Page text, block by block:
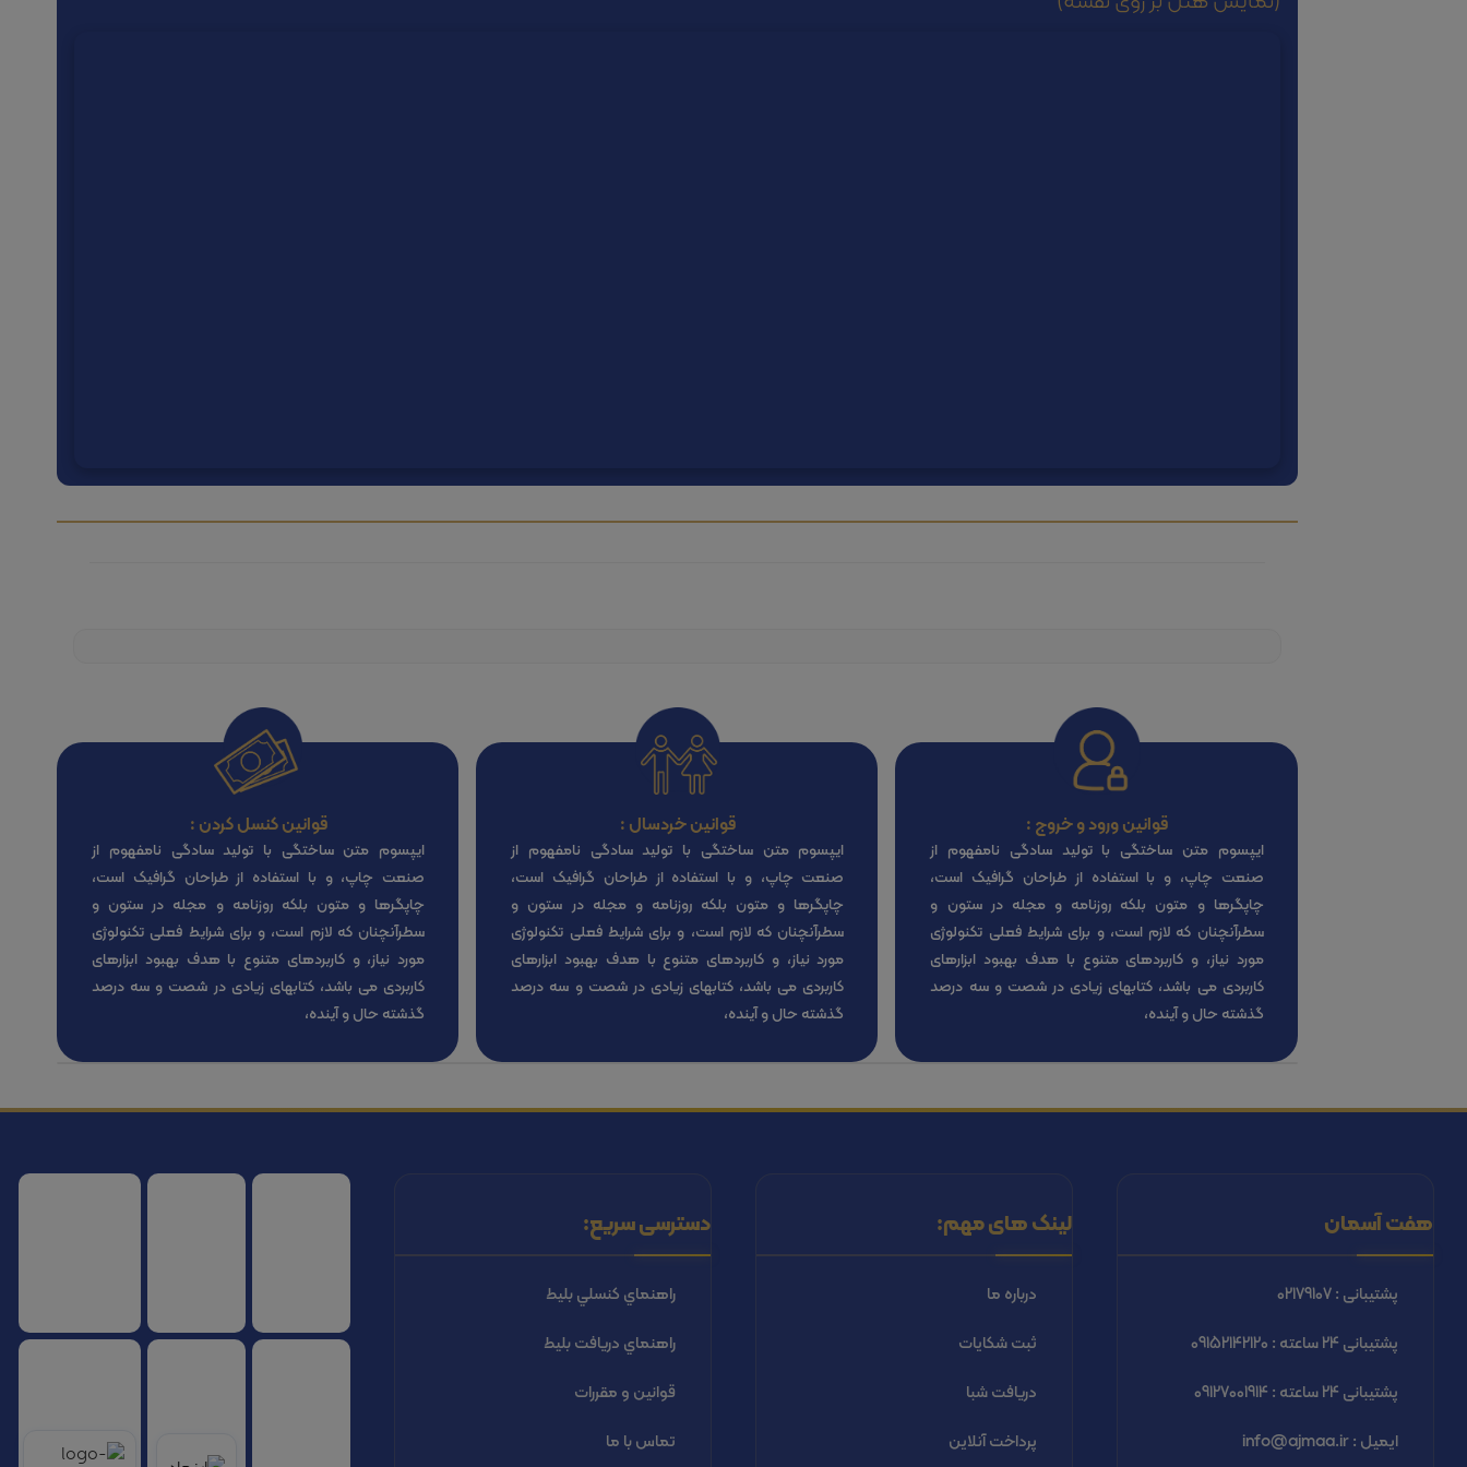
قوانین ورود و خروج :
ایپسوم متن ساختگی با تولید سادگی نامفهوم از
صنعت چاپ، و با استفاده از طراحان گرافیک است،
چاپگرها و متون بلکه روزنامه و مجله در ستون و
سطرآنچنان که لازم است، و برای شرایط فعلی تکنولوژی
مورد نیاز، و کاربردهای متنوع با هدف بهبود ابزارهای
کاربردی می باشد، کتابهای زیادی در شصت و سه درصد
گذشته حال و آینده،
قوانین خردسال :
ایپسوم متن ساختگی با تولید سادگی نامفهوم از
صنعت چاپ، و با استفاده از طراحان گرافیک است،
چاپگرها و متون بلکه روزنامه و مجله در ستون و
سطرآنچنان که لازم است، و برای شرایط فعلی تکنولوژی
مورد نیاز، و کاربردهای متنوع با هدف بهبود ابزارهای
کاربردی می باشد، کتابهای زیادی در شصت و سه درصد
گذشته حال و آینده،
قوانین کنسل کردن :
ایپسوم متن ساختگی با تولید سادگی نامفهوم از
صنعت چاپ، و با استفاده از طراحان گرافیک است،
چاپگرها و متون بلکه روزنامه و مجله در ستون و
سطرآنچنان که لازم است، و برای شرایط فعلی تکنولوژی
مورد نیاز، و کاربردهای متنوع با هدف بهبود ابزارهای
کاربردی می باشد، کتابهای زیادی در شصت و سه درصد
گذشته حال و آینده،
هفت آسمان
پشتیبانی : 02179107
پشتیبانی 24 ساعته : 09152142120
پشتیبانی 24 ساعته : 09127001914
ایمیل : info@ajmaa.ir
لینک های مهم:
درباره ما
ثبت شكايات
دریافت شبا
پرداخت آنلاین
دسترسی سریع:
راهنماي كنسلي بليط
راهنماي دریافت بليط
قوانین و مقررات
تماس با ما